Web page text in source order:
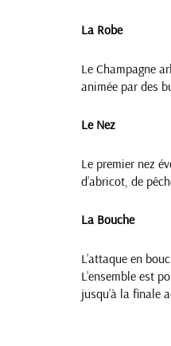
La Robe
Le Champagne
animée par des
Le Nez
Le premier nez
d’abricot, de
La Bouche
L’attaque en
L’ensemble est
jusqu’à la finale